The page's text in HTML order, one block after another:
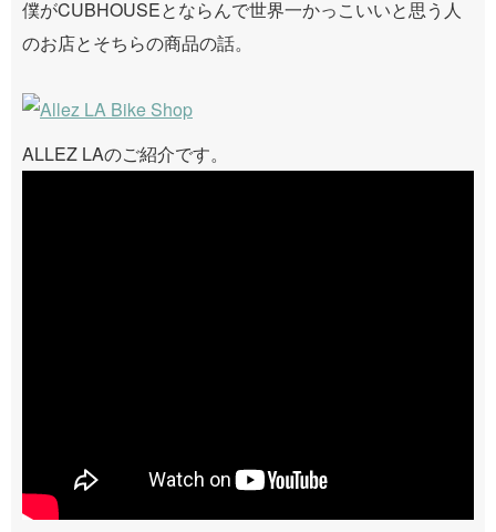
僕がCUBHOUSEとならんで世界一かっこいいと思う人
のお店とそちらの商品の話。
ALLEZ LAのご紹介です。